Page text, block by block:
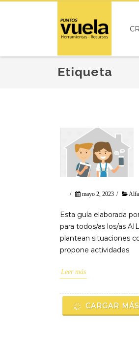
Etiqueta
/ mayo 2, 2023 /
Esta guía elaborada
para todos/as los/as
plantean situaciones
propone actividades
Leer más
CARGAR MÁS